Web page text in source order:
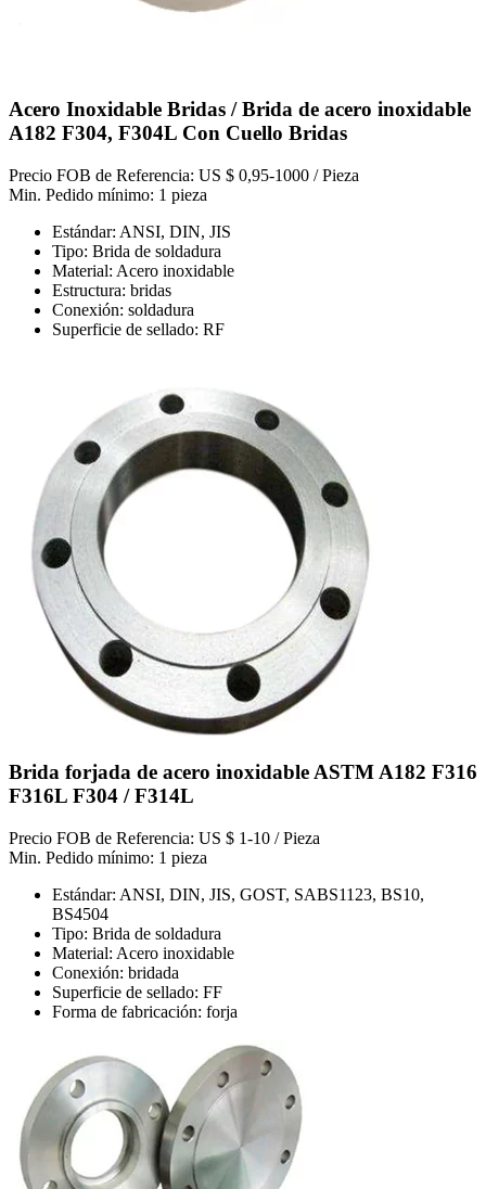
Acero Inoxidable Bridas / Brida de acero inoxidable
A182 F304, F304L Con Cuello Bridas
Precio FOB de Referencia: US $ 0,95-1000 / Pieza
Min. Pedido mínimo: 1 pieza
Estándar: ANSI, DIN, JIS
Tipo: Brida de soldadura
Material: Acero inoxidable
Estructura: bridas
Conexión: soldadura
Superficie de sellado: RF
Brida forjada de acero inoxidable ASTM A182 F316
F316L F304 / F314L
Precio FOB de Referencia: US $ 1-10 / Pieza
Min. Pedido mínimo: 1 pieza
Estándar: ANSI, DIN, JIS, GOST, SABS1123, BS10,
BS4504
Tipo: Brida de soldadura
Material: Acero inoxidable
Conexión: bridada
Superficie de sellado: FF
Forma de fabricación: forja